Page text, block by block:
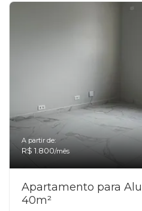
A partir de:
R$ 1.800/mês
Apartamento para
40m²